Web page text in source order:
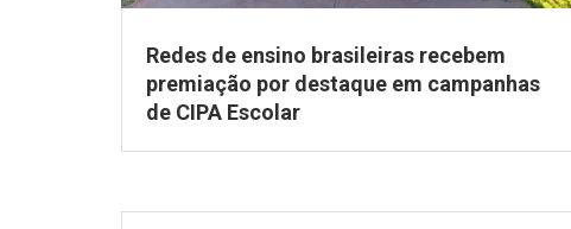
Redes de ensino brasileiras recebem
premiação por destaque em campanhas
de CIPA Escolar